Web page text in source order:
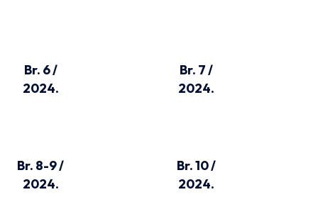
Br. 6 /
2024.
Br. 7 /
2024.
Br. 8-9 /
2024.
Br. 10 /
2024.